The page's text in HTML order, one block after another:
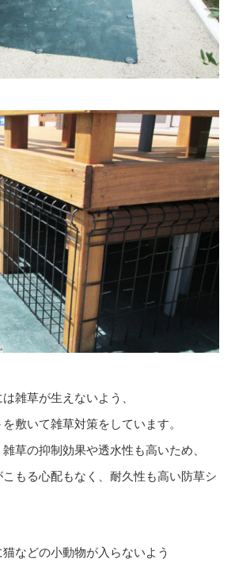
雑草が生えないよう、
を敷いて雑草対策をしています。
草の抑制効果や透水性も高いため、
もる心配もなく、耐久性も高い防草シ
などの小動物が入らないよう